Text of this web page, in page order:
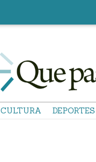
CULTURA DEPORTES